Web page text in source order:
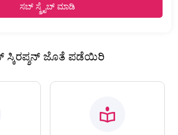
ಸಬ್ ಸ್ಕ್ರೈಬ್ ಮಾಡಿ
ಸ್ಕಿರಪ್ಶನ್ ಜೊತೆ ಪಡೆಯಿರಿ